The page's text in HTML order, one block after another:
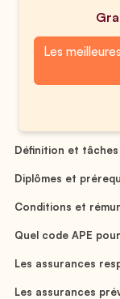
Les
Définition et
Diplômes et
Conditions et
Quel code APE
Les assurances
Les assurances